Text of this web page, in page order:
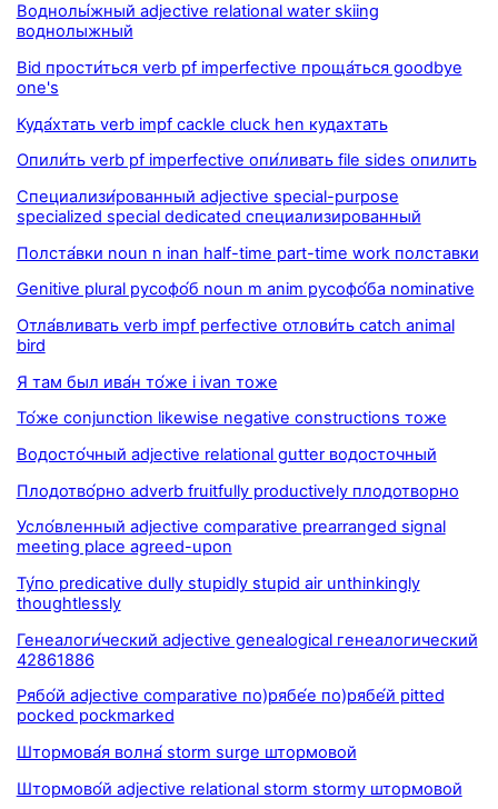
Воднолы́жный adjective relational water skiing
воднолыжный
Bid прости́ться verb pf imperfective проща́ться goodbye
one's
Куда́хтать verb impf cackle cluck hen кудахтать
Опили́ть verb pf imperfective опи́ливать file sides опилить
Специализи́рованный adjective special-purpose
specialized special dedicated специализированный
Полста́вки noun n inan half-time part-time work полставки
Genitive plural русофо́б noun m anim русофо́ба nominative
Отла́вливать verb impf perfective отлови́ть catch animal
bird
Я там был ива́н то́же i ivan тоже
То́же conjunction likewise negative constructions тоже
Водосто́чный adjective relational gutter водосточный
Плодотво́рно adverb fruitfully productively плодотворно
Усло́вленный adjective comparative prearranged signal
meeting place agreed-upon
Ту́по predicative dully stupidly stupid air unthinkingly
thoughtlessly
Генеалоги́ческий adjective genealogical генеалогический
42861886
Рябо́й adjective comparative по)рябе́е по)рябе́й pitted
pocked pockmarked
Штормова́я волна́ storm surge штормовой
Штормово́й adjective relational storm stormy штормовой